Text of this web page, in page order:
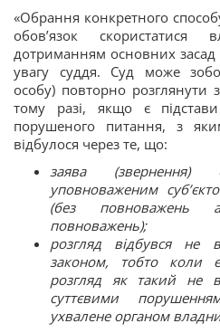
«Обрання конкретного
обов’язок скористатися
дотриманням основних засад
увагу суддя. Суд може
особу) повторно розглянути
тому разі, якщо є
порушеного питання, з
відбулося через те, що:
заява (звернення)
уповноваженим
(без повноважень
повноважень);
розгляд відбувся не
законом, тобто коли
розгляд як такий не
суттєвими
ухвалене органом